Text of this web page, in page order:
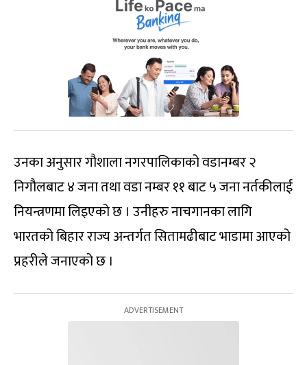
उनका अनुसार गौशाला नगरपालिकाको वडानम्बर २
निगौलबाट ४ जना तथा वडा नम्बर ११ बाट ५ जना नर्तकीलाई
नियन्त्रणमा लिइएको छ । उनीहरु नाचगानका लागि
भारतको बिहार राज्य अन्तर्गत सितामढीबाट भाडामा आएको
प्रहरीले जनाएको छ ।